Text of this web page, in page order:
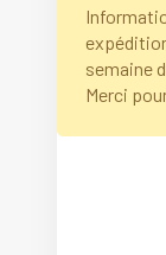
semaine
Merci